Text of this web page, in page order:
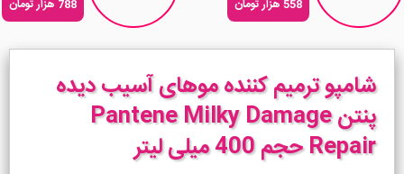
558 هزار تومان
788 هزار تومان
شامپو ترمیم کننده موهای آسیب دیده
پنتن Pantene Milky Damage
Repair حجم 400 میلی لیتر